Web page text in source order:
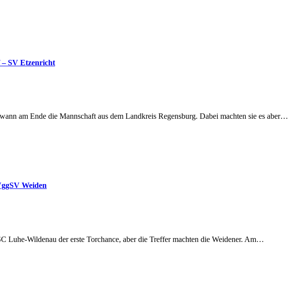
SV Etzenricht
am Ende die Mannschaft aus dem Landkreis Regensburg. Dabei machten sie es aber…
Weiden
Luhe-Wildenau der erste Torchance, aber die Treffer machten die Weidener. Am…